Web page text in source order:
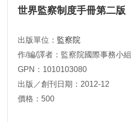
世界監察制度手冊第二版
出版單位： 監察院
作/編/譯者：監察院國際事務小組
GPN：1010103080
出版／創刊日期：2012-12
價格：500